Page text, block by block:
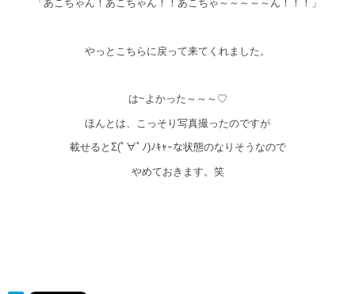
「あこちゃん！あこちゃん！！あこちゃ～～～～～ん！！！」
やっとこちらに戻って来てくれました。
は~よかった～～～♡
ほんとは、こっそり写真撮ったのですが
載せるとΣ(ﾟ∀ﾟﾉ)ﾉｷｬｰな状態のなりそうなので
やめておきます。笑